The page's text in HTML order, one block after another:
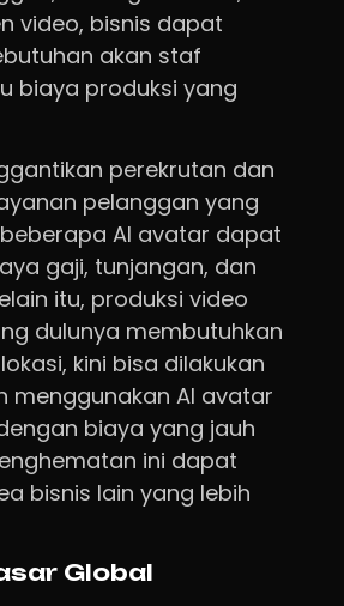
video, bisnis dapat
akan staf
biaya produksi yang
perekrutan dan
pelanggan yang
AI avatar dapat
gaji, tunjangan, dan
itu, produksi video
dulunya membutuhkan
kini bisa dilakukan
menggunakan AI avatar
biaya yang jauh
ini dapat
bisnis lain yang lebih
Global